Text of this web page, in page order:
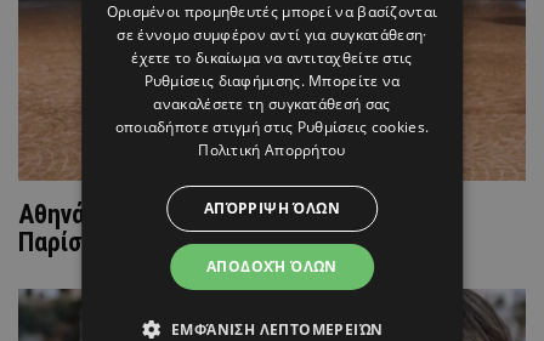
Αθηνά Οικονομάκου: Ταξίδι-express στο
Παρίσι με ξεχωριστή παρέα
Ορισμένοι προμηθευτές μπορεί να βασίζονται
σε έννομο συμφέρον αντί για συγκατάθεση·
έχετε το δικαίωμα να αντιταχθείτε στις
Ρυθμίσεις διαφήμισης. Μπορείτε να
ανακαλέσετε τη συγκατάθεσή σας
οποιαδήποτε στιγμή στις Ρυθμίσεις cookies.
Πολιτική Απορρήτου
ΑΠΟΔΟΧΉ ΌΛΩΝ
ΑΠΌΡΡΙΨΗ ΌΛΩΝ
ΕΜΦΆΝΙΣΗ ΛΕΠΤΟΜΕΡΕΙΏΝ